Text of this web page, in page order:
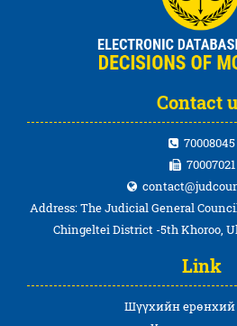
Contact
70008045
70007021
Address: The Judicial General
Chingeltei District -5th Khoroo,
Link
Шүүхийн ерөнхий